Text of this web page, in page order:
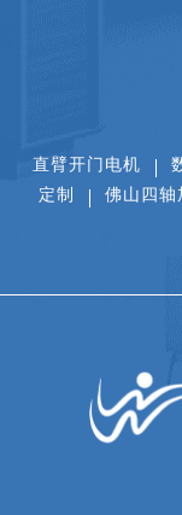
直臂开门电机
定制
佛山四轴